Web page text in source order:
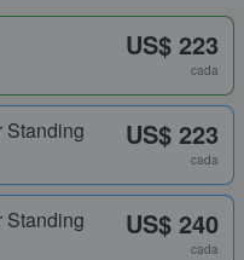
US$ 223
cada
Standing US$ 223
cada
Standing US$ 240
cada